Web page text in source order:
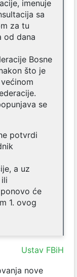
imenuje
sa
za tu
od dana
Bosne
što je
se
potvrdi
a uz
će
1. ovog
Ustav FBiH
nove